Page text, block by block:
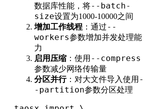
数据库性能，将--batch-
size设置为1000-10000之间
增加工作线程 ：通过--
workers参数增加并发处理能
力
启用压缩 ：使用 --compress
参数减少网络传输量
分区并行：对大文件导入使用 -
-partition参数分区处理